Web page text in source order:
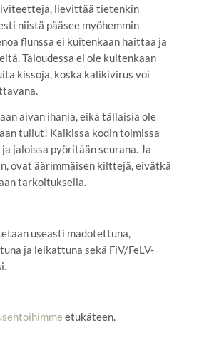
lievittää tietenkin
niistä pääsee myöhemmin
flunssa ei kuitenkaan haittaa ja
Taloudessa ei ole kuitenkaan
kissoja, koska kalikivirus voi
aivan ihania, eikä tällaisia ole
tullut! Kaikissa kodin toimissa
jaloissa pyöritään seurana. Ja
ovat äärimmäisen kilttejä, eivätkä
tarkoituksella.
useasti madotettuna,
ja leikattuna sekä FiV/FeLV-
etukäteen.